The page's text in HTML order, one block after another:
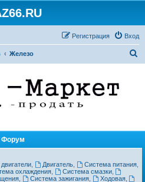
Вход
Регистрация
Железо
Форум
, Двигатель, Система питания,
охлаждения, Система смазки,
, Система зажигания, Ходовая,